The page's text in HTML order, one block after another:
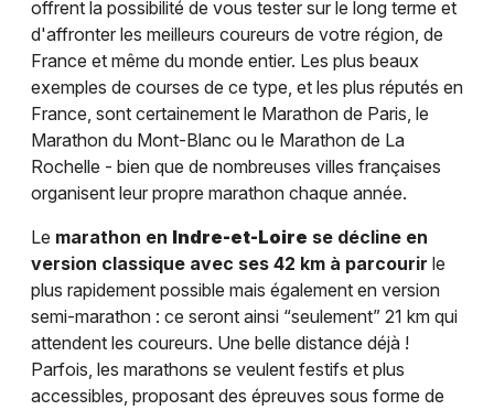
offrent la possibilité de vous tester sur le long terme et
d'affronter les meilleurs coureurs de votre région, de
France et même du monde entier. Les plus beaux
exemples de courses de ce type, et les plus réputés en
France, sont certainement le Marathon de Paris, le
Marathon du Mont-Blanc ou le Marathon de La
Rochelle - bien que de nombreuses villes françaises
organisent leur propre marathon chaque année.
Le marathon en Indre-et-Loire se décline en
version classique avec ses 42 km à parcourir le
plus rapidement possible mais également en version
semi-marathon : ce seront ainsi “seulement” 21 km qui
attendent les coureurs. Une belle distance déjà !
Parfois, les marathons se veulent festifs et plus
accessibles, proposant des épreuves sous forme de